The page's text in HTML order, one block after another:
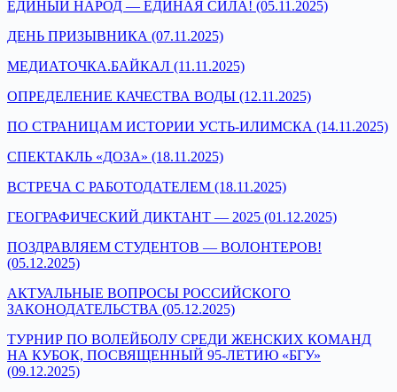
ЕДИНЫЙ НАРОД — ЕДИНАЯ СИЛА! (05.11.2025)
ДЕНЬ ПРИЗЫВНИКА (07.11.2025)
МЕДИАТОЧКА.БАЙКАЛ (11.11.2025)
ОПРЕДЕЛЕНИЕ КАЧЕСТВА ВОДЫ (12.11.2025)
ПО СТРАНИЦАМ ИСТОРИИ УСТЬ-ИЛИМСКА (14.11.2025)
СПЕКТАКЛЬ «ДОЗА» (18.11.2025)
ВСТРЕЧА С РАБОТОДАТЕЛЕМ (18.11.2025)
ГЕОГРАФИЧЕСКИЙ ДИКТАНТ — 2025 (01.12.2025)
ПОЗДРАВЛЯЕМ СТУДЕНТОВ — ВОЛОНТЕРОВ!
(05.12.2025)
АКТУАЛЬНЫЕ ВОПРОСЫ РОССИЙСКОГО
ЗАКОНОДАТЕЛЬСТВА (05.12.2025)
ТУРНИР ПО ВОЛЕЙБОЛУ СРЕДИ ЖЕНСКИХ КОМАНД
НА КУБОК, ПОСВЯЩЕННЫЙ 95-ЛЕТИЮ «БГУ»
(09.12.2025)